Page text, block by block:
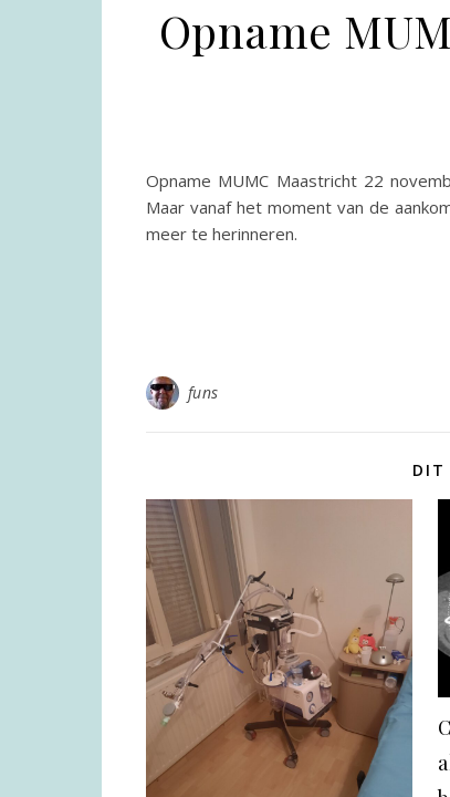
Opname
Opname MUMC Maastricht 22
Maar vanaf het moment van de
meer te herinneren.
funs
DIT